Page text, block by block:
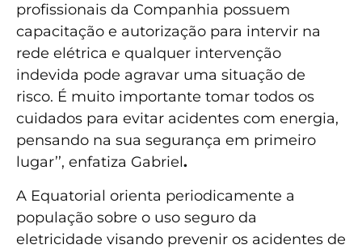
profissionais da Companhia possuem
capacitação e autorização para intervir na
rede elétrica e qualquer intervenção
indevida pode agravar uma situação de
risco. É muito importante tomar todos os
cuidados para evitar acidentes com energia,
pensando na sua segurança em primeiro
lugar’’, enfatiza Gabriel.
A Equatorial orienta periodicamente a
população sobre o uso seguro da
eletricidade visando prevenir os acidentes de